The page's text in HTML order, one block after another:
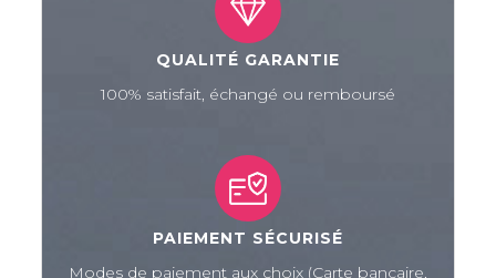
QUALITÉ GARANTIE
100% satisfait, échangé ou remboursé
PAIEMENT SÉCURISÉ
Modes de paiement aux choix (Carte bancaire,